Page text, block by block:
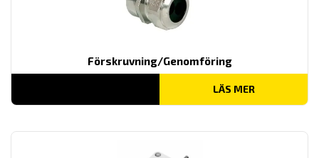
Förskruvning/Genomföring
LÄS MER